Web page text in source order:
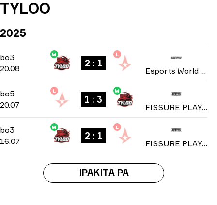
TYLOO
2025
bo3 -bo3
20.08
W
2 : 1
L
Esports World Cup 2025
bo5 -bo5
20.07
L
1 : 3
W
FISSURE PLAYGROUND: Season 1 2025
bo3 -bo3
16.07
W
2 : 1
L
FISSURE PLAYGROUND: Season 1 2025
IPAKITA PA